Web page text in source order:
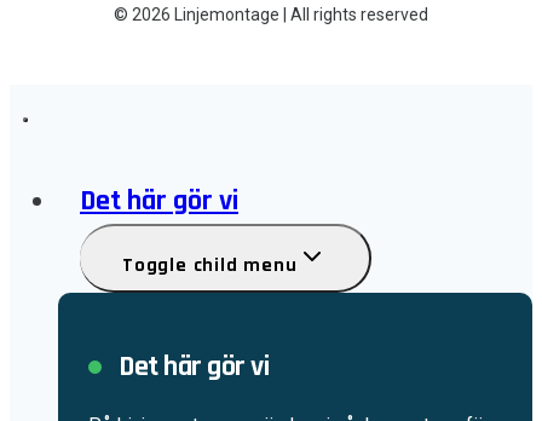
© 2026 Linjemontage | All rights reserved
Det här gör vi
Toggle child menu
Det här gör vi